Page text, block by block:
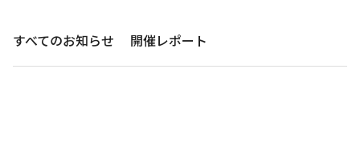
すべてのお知らせ 開催レポート